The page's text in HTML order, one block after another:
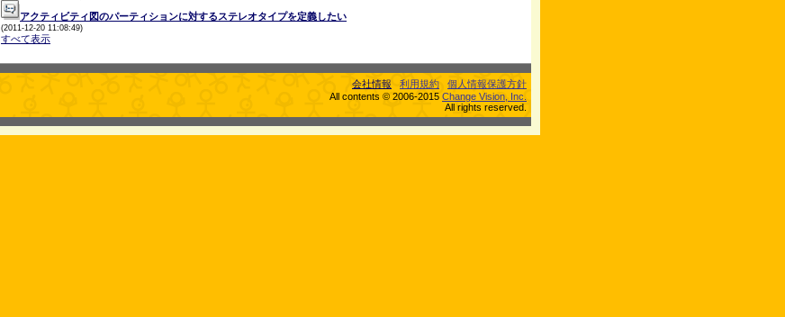
アクティビティ図のパーティションに対するステレオタイプを定義したい
(2011-12-20 11:08:49)
すべて表示
会社情報 利用規約
個人情報保護方針
All contents © 2006-2015 Change Vision, Inc.
All rights reserved.